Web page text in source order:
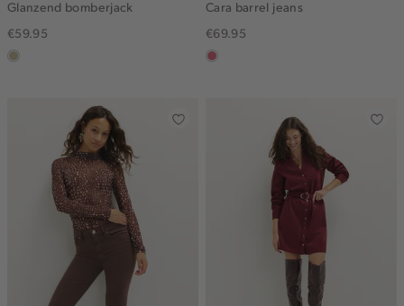
Glanzend bomberjack
€59.95
lichtzand
Cara barrel jeans
€69.95
rose,